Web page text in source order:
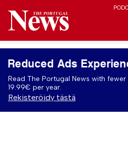
Reduced Ads
Read The Portugal News with
19.99€ per year.
Rekisteröidy tästä